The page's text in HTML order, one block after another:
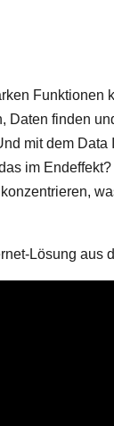
Funktionen
Daten finden
mit dem
im
Lösung aus